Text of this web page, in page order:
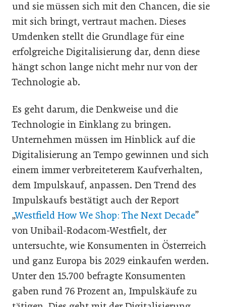
und sie müssen sich mit den Chancen, die sie
mit sich bringt, vertraut machen. Dieses
Umdenken stellt die Grundlage für eine
erfolgreiche Digitalisierung dar, denn diese
hängt schon lange nicht mehr nur von der
Technologie ab.
Es geht darum, die Denkweise und die
Technologie in Einklang zu bringen.
Unternehmen müssen im Hinblick auf die
Digitalisierung an Tempo gewinnen und sich
einem immer verbreiteterem Kaufverhalten,
dem Impulskauf, anpassen. Den Trend des
Impulskaufs bestätigt auch der Report
„Westfield How We Shop: The Next Decade”
von Unibail-Rodacom-Westfielt, der
untersuchte, wie Konsumenten in Österreich
und ganz Europa bis 2029 einkaufen werden.
Unter den 15.700 befragte Konsumenten
gaben rund 76 Prozent an, Impulskäufe zu